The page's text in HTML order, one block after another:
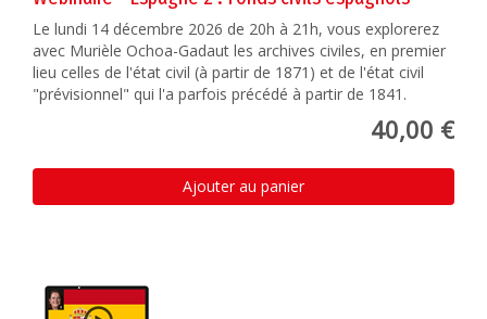
Le lundi 14 décembre 2026 de 20h à 21h, vous explorerez
avec Murièle Ochoa-Gadaut les archives civiles, en premier
lieu celles de l'état civil (à partir de 1871) et de l'état civil
"prévisionnel" qui l'a parfois précédé à partir de 1841.
40,00 €
Ajouter au panier